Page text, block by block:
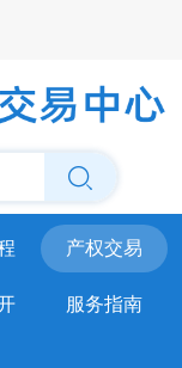
产权交易
服务指南